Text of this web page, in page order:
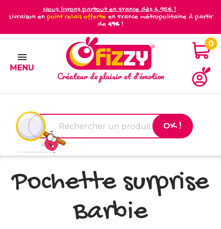
Nous livrons partout en France dès 4,95€ !
Livraison enpoint relais offerteen France métropolitaine à partir
de 49€!

MENU
0
Créateur de plaisir et d'émotion
OK !
Pochette surprise
Barbie